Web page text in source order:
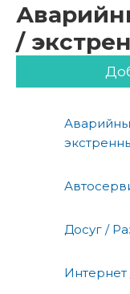
/
Досуг /
Интернет